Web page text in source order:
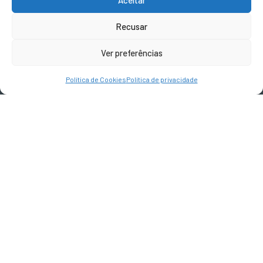
Recusar
Ver preferências
Política de CookiesPolítica de privacidade
CONTACTOS